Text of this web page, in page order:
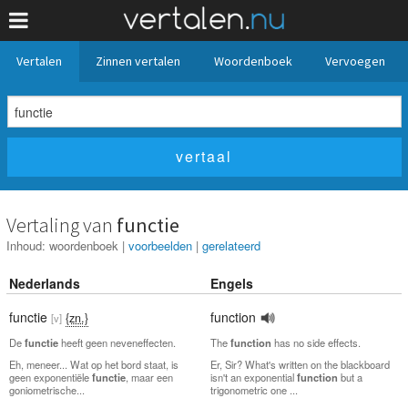
Vertalen Zinnen vertalen Woordenboek Vervoegen
Vertaling van functie
Inhoud: woordenboek | voorbeelden | gerelateerd
Nederlands
Engels
functie [v] {zn.} function
Defunctieheeft geen neveneffecten. Thefunction has no side effects.
Eh, meneer... Wat op het bord staat, is
geen exponentiëlefunctie , maar een
goniometrische...
Er, Sir? What's written on the blackboard
isn't an exponentialfunction but a
trigonometric one ...